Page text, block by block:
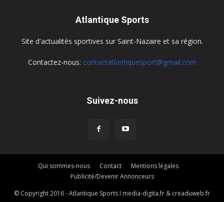
Atlantique Sports
Site d'actualités sportives sur Saint-Nazaire et sa région.
Contactez-nous: contactatlantiquesport@gmail.com
Suivez-nous
Qui sommes-nous Contact
Mentions légales
Publicité/Devenir Annonceurs
© Copyright 2016 - Atlantique Sports I media-digita.fr & creaduweb.fr